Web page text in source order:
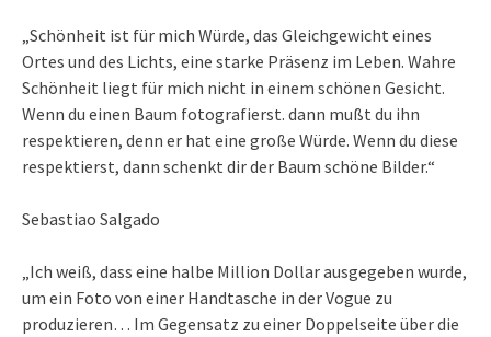
„Schönheit ist für mich Würde, das Gleichgewicht eines
Ortes und des Lichts, eine starke Präsenz im Leben. Wahre
Schönheit liegt für mich nicht in einem schönen Gesicht.
Wenn du einen Baum fotografierst. dann mußt du ihn
respektieren, denn er hat eine große Würde. Wenn du diese
respektierst, dann schenkt dir der Baum schöne Bilder.“
Sebastiao Salgado
„Ich weiß, dass eine halbe Million Dollar ausgegeben wurde,
um ein Foto von einer Handtasche in der Vogue zu
produzieren… Im Gegensatz zu einer Doppelseite über die